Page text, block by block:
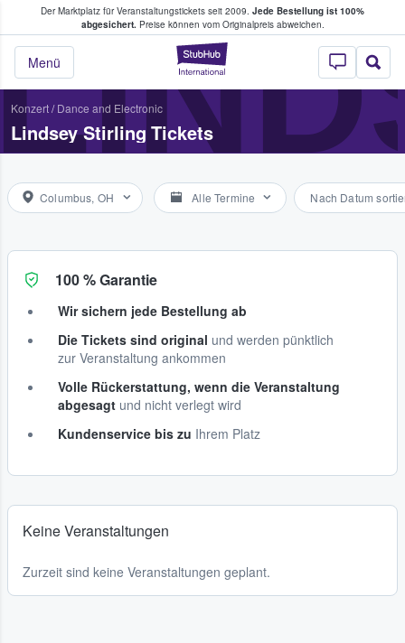
Der Marktplatz für Veranstaltungstickets seit 2009. Jede Bestellung ist 100%
abgesichert.Preise können vom Originalpreis abweichen.
StubHub - Wo
Menü
Tickets kaufen & verkaufen
Konzert/ Dance and Electronic
Lindsey Stirling Tickets
Columbus, OH Alle Termine Nach Datum
100 % Garantie
Wir sichern jede Bestellung ab
Die Tickets sind original und werden pünktlich
zur Veranstaltung ankommen
Volle Rückerstattung, wenn die Veranstaltung
abgesagt und nicht verlegt wird
Kundenservice bis zu Ihrem Platz
Keine Veranstaltungen
Zurzeit sind keine Veranstaltungen geplant.